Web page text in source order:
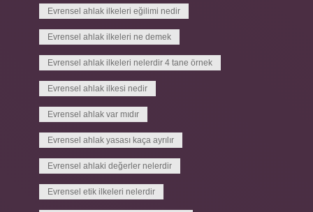
Evrensel ahlak ilkeleri eğilimi nedir
Evrensel ahlak ilkeleri ne demek
Evrensel ahlak ilkeleri nelerdir 4 tane örnek
Evrensel ahlak ilkesi nedir
Evrensel ahlak var mıdır
Evrensel ahlak yasası kaça ayrılır
Evrensel ahlaki değerler nelerdir
Evrensel etik ilkeleri nelerdir